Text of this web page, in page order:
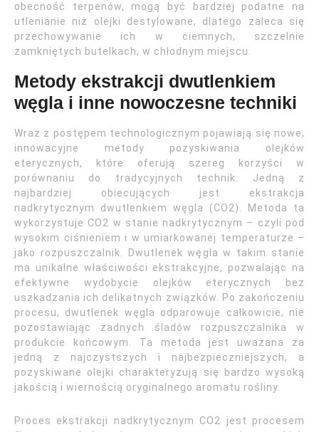
obecność terpenów, mogą być bardziej podatne na
utlenianie niż olejki destylowane, dlatego zaleca się
przechowywanie ich w ciemnych, szczelnie
zamkniętych butelkach, w chłodnym miejscu.
Metody ekstrakcji dwutlenkiem
węgla i inne nowoczesne techniki
Wraz z postępem technologicznym pojawiają się nowe,
innowacyjne metody pozyskiwania olejków
eterycznych, które oferują szereg korzyści w
porównaniu do tradycyjnych technik. Jedną z
najbardziej obiecujących jest ekstrakcja
nadkrytycznym dwutlenkiem węgla (CO2). Metoda ta
wykorzystuje CO2 w stanie nadkrytycznym – czyli pod
wysokim ciśnieniem i w umiarkowanej temperaturze –
jako rozpuszczalnik. Dwutlenek węgla w takim stanie
ma unikalne właściwości ekstrakcyjne, pozwalając na
efektywne wydobycie olejków eterycznych bez
uszkadzania ich delikatnych związków. Po zakończeniu
procesu, dwutlenek węgla odparowuje całkowicie, nie
pozostawiając żadnych śladów rozpuszczalnika w
produkcie końcowym. Ta metoda jest uważana za
jedną z najczystszych i najbezpieczniejszych, a
pozyskiwane olejki charakteryzują się bardzo wysoką
jakością i wiernością oryginalnego aromatu rośliny.
Proces ekstrakcji nadkrytycznym CO2 jest procesem